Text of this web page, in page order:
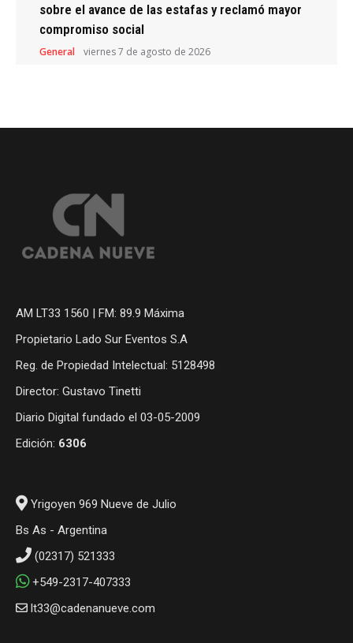
sobre el avance de las estafas y reclamó mayor
compromiso social
General viernes 7 de agosto de 2026
AM LT33 1560 | FM: 89.9 Máxima
Propietario Lado Sur Eventos S.A
Reg. de Propiedad Intelectual: 5128498
Director: Gustavo Tinetti
Diario Digital fundado el 03-05-2009
Edición: 6306
Yrigoyen 969 Nueve de Julio
Bs As - Argentina
(02317) 521333
+549-2317-407333
lt33@cadenanueve.com